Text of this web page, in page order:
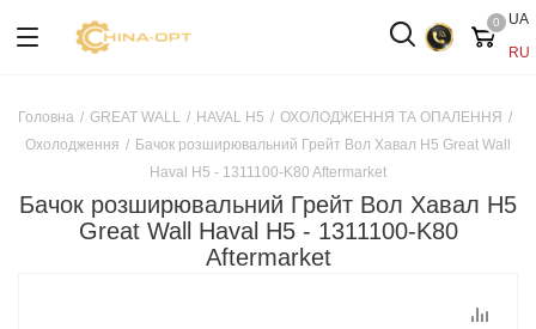
UA
RU
0
Головна / GREAT WALL / HAVAL H5 / ОХОЛОДЖЕННЯ ТА ОПАЛЕННЯ /
Охолодження / Бачок розширювальний Грейт Вол Хавал H5 Great Wall
Haval H5 - 1311100-K80 Aftermarket
Бачок розширювальний Грейт Вол Хавал H5
Great Wall Haval H5 - 1311100-K80
Aftermarket